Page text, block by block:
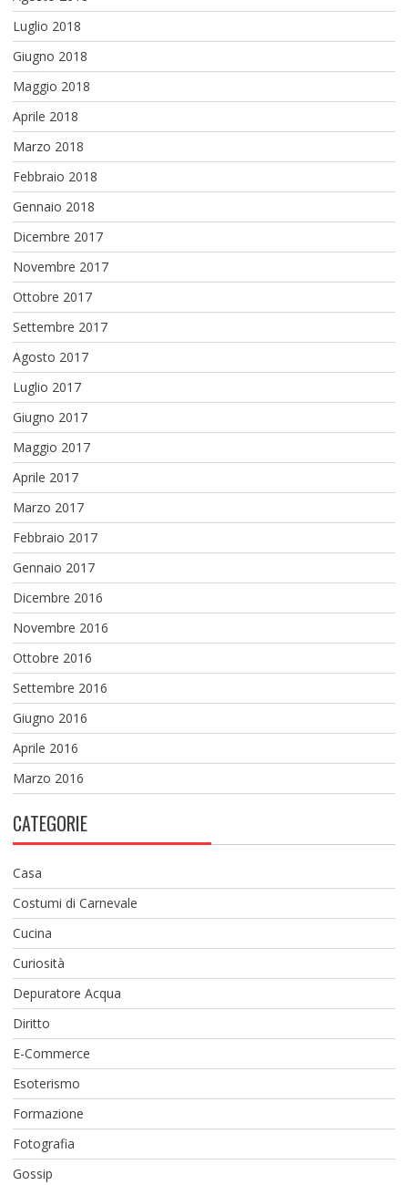
Luglio 2018
Giugno 2018
Maggio 2018
Aprile 2018
Marzo 2018
Febbraio 2018
Gennaio 2018
Dicembre 2017
Novembre 2017
Ottobre 2017
Settembre 2017
Agosto 2017
Luglio 2017
Giugno 2017
Maggio 2017
Aprile 2017
Marzo 2017
Febbraio 2017
Gennaio 2017
Dicembre 2016
Novembre 2016
Ottobre 2016
Settembre 2016
Giugno 2016
Aprile 2016
Marzo 2016
CATEGORIE
Casa
Costumi di Carnevale
Cucina
Curiosità
Depuratore Acqua
Diritto
E-Commerce
Esoterismo
Formazione
Fotografia
Gossip